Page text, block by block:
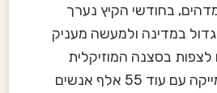
בחודשי הקיץ נערך
במדינה ולמעשה מעניק
לצפות בסצנה המוזיקלית
והמרתקת של ג׳מייקה עם עוד 55 אלף אנשים